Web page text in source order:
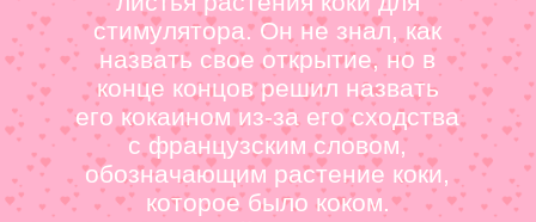
стимулятора. Он не знал, как
назвать свое открытие, но в
конце концов решил назвать
его кокаином из-за его сходства
с французским словом,
обозначающим растение коки,
которое было коком.